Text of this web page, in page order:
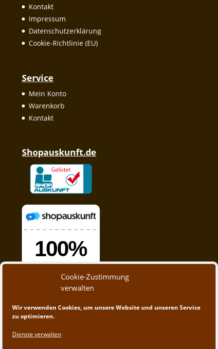
Cookie-Zustimmung
verwalten
Wir verwenden Cookies, um unsere Website und unseren Service
zu optimieren.
Dienste verwalten
Kontakt
Impressum
Datenschutzerklärung
Cookie-Richtlinie (EU)
Service
Mein Konto
Warenkorb
Kontakt
Shopauskunft.de